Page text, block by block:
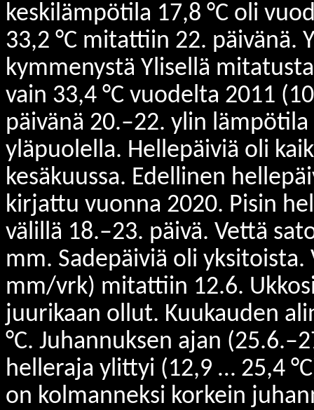
keskilämpötila 17,8 °C oli
33,2 °C mitattiin 22. päivänä.
kymmenystä Ylisellä
vain 33,4 °C vuodelta 2011
päivänä 20.–22. ylin
yläpuolella. Hellepäiviä oli
kesäkuussa. Edellinen
kirjattu vuonna 2020. Pisin
välillä 18.–23. päivä. Vettä
mm. Sadepäiviä oli
mm/vrk) mitattiin 12.6.
juurikaan ollut. Kuukauden
°C. Juhannuksen ajan
helleraja ylittyi (12,9 … 25,4
on kolmanneksi korkein